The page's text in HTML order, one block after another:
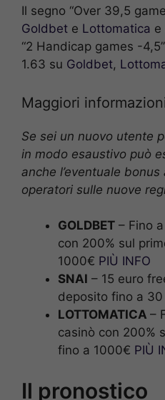
Il segno “Over 39,5
Goldbet e Lottomatica e
“2 Handicap games -
1.63 su Goldbet,
Maggiori
Se sei un nuovo utente
in modo esaustivo può
anche l’eventuale
operatori sulle nuove
GOLDBET – Fino
con 200% sul
1000€ PIÙ INFO
SNAI – 15 euro
deposito fino a 30
LOTTOMATICA –
casinò con 200%
fino a 1000€ PIÙ
Il pronostico